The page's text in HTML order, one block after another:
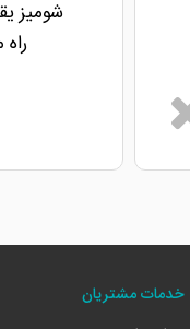
شومیز
خدمات مشتریان